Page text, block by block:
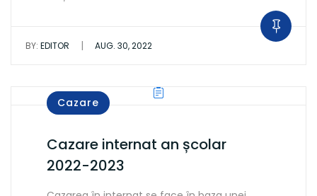
BY: EDITOR | AUG. 30, 2022
Cazare
Cazare internat an școlar
2022-2023